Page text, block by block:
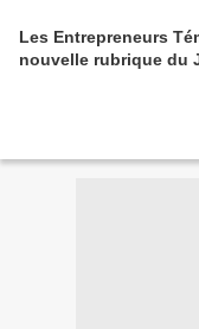
Les Entrepreneurs
nouvelle rubrique du